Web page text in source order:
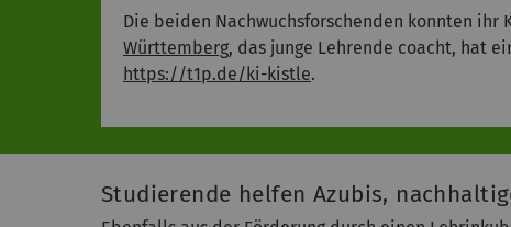
Die beiden Nachwuchsforschenden konnten
Württemberg, das junge Lehrende coacht, hat
https://t1p.de/ki-kistle.
Studierende helfen Azubis,